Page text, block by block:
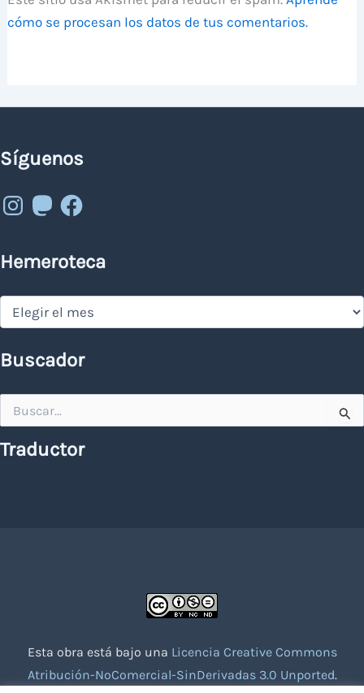
cómo se procesan los datos de tus comentarios.
Síguenos
Instagram
MastodonFacebook
Hemeroteca
Hemeroteca
Buscador
por:
Traductor
Esta obra está bajo una Licencia Creative Commons
Atribución-NoComercial-SinDerivadas 3.0 Unported.